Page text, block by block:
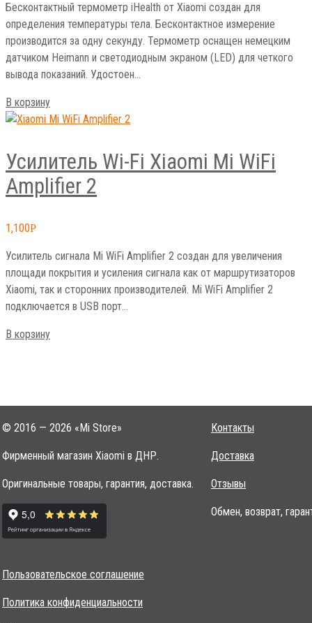
Бесконтактный термометр iHealth от Xiaomi создан для
определения температуры тела. Бесконтактное измерение
производится за одну секунду. Термометр оснащен немецким
датчиком Heimann и светодиодным экраном (LED) для четкого
вывода показаний. Удостоен…
В корзину
Усилитель Wi-Fi Xiaomi Mi WiFi
Amplifier 2
1,100Р
Усилитель сигнала Mi WiFi Amplifier 2 создан для увеличения
площади покрытия и усиления сигнала как от маршрутизаторов
Xiaomi, так и сторонних производителей. Mi WiFi Amplifier 2
подключается в USB порт…
В корзину
© 2016 — 2026 «Mi Store»
Фирменный магазин Xiaomi в ДНР.
Оригинальные товары, гарантия, доставка.
Контакты
Доставка
Отзывы
Обмен, возврат,
Пользовательское соглашение
Политика конфиденциальности